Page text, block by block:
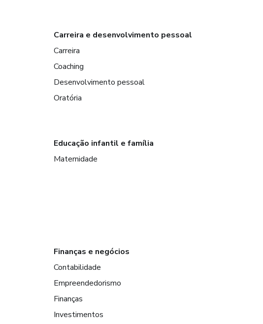
Carreira e desenvolvimento pessoal
Carreira
Coaching
Desenvolvimento pessoal
Oratória
Educação infantil e família
Maternidade
Finanças e negócios
Contabilidade
Empreendedorismo
Finanças
Investimentos